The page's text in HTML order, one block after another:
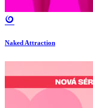
Naked Attraction